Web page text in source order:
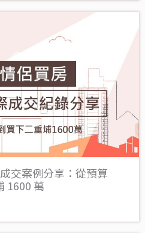
交案例分享：從預算
1600 萬